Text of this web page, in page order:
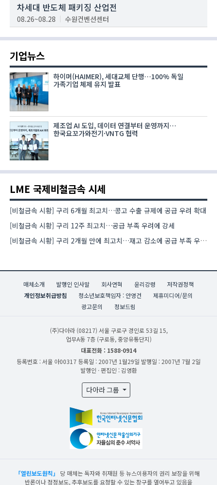
차세대 반도체 패키징 산업전
08.26~08.28 수원컨벤션센터
기업뉴스
하이머(HAIMER), 세대교체 단행…100% 독일
가족기업 체제 유지 발표
제조업 AI 도입, 데이터 연결부터 운영까지…
한국요꼬가와전기·VNTG 협력
LME 국제비철금속 시세
[비철금속 시황] 구리 6개월 최고치…콩고 수출 규제에 공급 우려 확대
[비철금속 시황] 구리 12주 최고치…공급 부족 우려에 강세
[비철금속 시황] 구리 2개월 만에 최고치…재고 감소에 공급 부족 우려 확대
매체소개 발행인 인사말 회사연혁 윤리강령
저작권정책
개인정보취급방침
청소년보호책임자 : 안영건
제휴미디어/문의
광고문의
정보드림
(주)다아라 (08217) 서울 구로구 경인로 53길 15,
업무A동 7층 (구로동, 중앙유통단지)
대표전화 : 1588-0914
등록번호 : 서울 아00317 등록일 : 2007년 1월29일 발행일 : 2007년 7월 2일
발행인 · 편집인 : 김영환
다아라 그룹
「열린보도원칙」
당 매체는 독자와 취재원 등 뉴스이용자의 권리 보장을 위해
반론이나 정정보도, 추후보도를 요청할 수 있는 창구를 열어두고 있음을